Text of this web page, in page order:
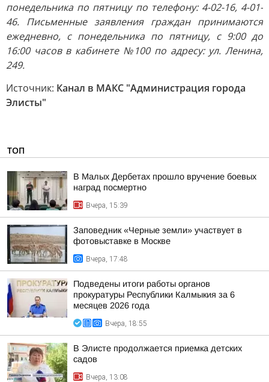
понедельника по пятницу по телефону: 4-02-16, 4-01-
46. Письменные заявления граждан принимаются
ежедневно, с понедельника по пятницу, с 9:00 до
16:00 часов в кабинете №100 по адресу: ул. Ленина,
249.
Источник: Канал в МАКС "Администрация города
Элисты"
ТОП
В Малых Дербетах прошло вручение боевых
наград посмертно
Вчера, 15:39
Заповедник «Черные земли» участвует в
фотовыставке в Москве
Вчера, 17:48
Подведены итоги работы органов
прокуратуры Республики Калмыкия за 6
месяцев 2026 года
Вчера, 18:55
В Элисте продолжается приемка детских
садов
Вчера, 13:08